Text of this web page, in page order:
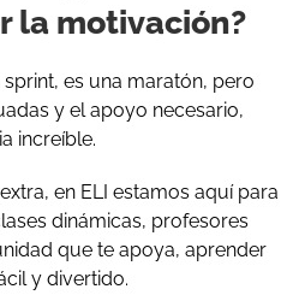
la motivación?
es una maratón, pero
y el apoyo necesario,
increíble.
en ELI estamos aquí para
dinámicas, profesores
que te apoya, aprender
y divertido.